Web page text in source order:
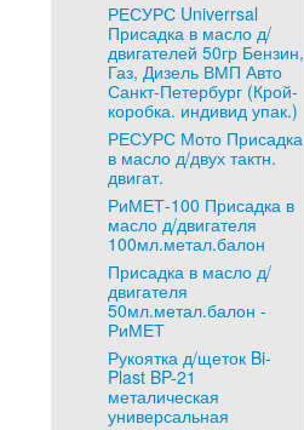
РЕСУРС Univerrsal
Присадка в масло д/
двигателей 50гр Бензин,
Газ, Дизель ВМП Авто
Санкт-Петербург (Крой-
коробка. индивид упак.)
РЕСУРС Мото Присадка
в масло д/двух тактн.
двигат.
РиМЕТ-100 Присадка в
масло д/двигателя
100мл.метал.балон
Присадка в масло д/
двигателя
50мл.метал.балон -
РиМЕТ
Рукоятка д/щеток Bi-
Plast BP-21
металическая
универсальная